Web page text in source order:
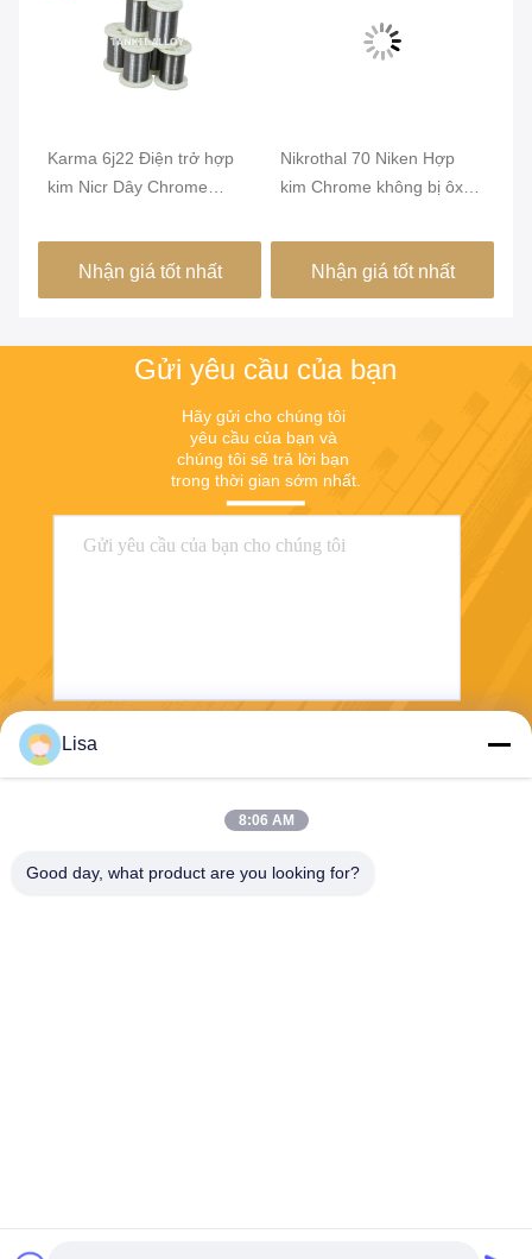
Karma 6j22 Điện trở hợp
kim Nicr Dây Chrome
Nhận giá tốt nhất
Nikrothal 70 Niken Hợp
kim Chrome không bị ôxy
Nhận giá tốt nhất
Gửi yêu cầu của bạn
Hãy gửi cho chúng tôi
yêu cầu của bạn và
chúng tôi sẽ trả lời bạn
trong thời gian sớm nhất.
Lisa
8:06 AM
Good day, what product are you looking for?